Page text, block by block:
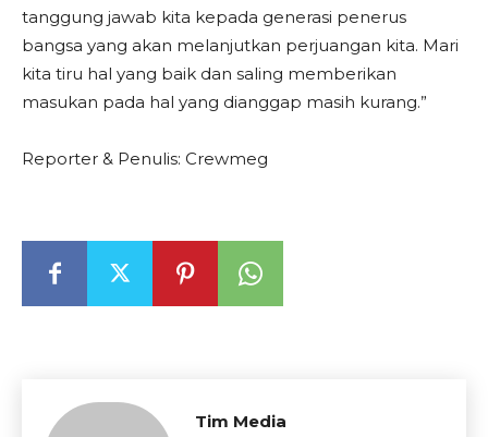
tanggung jawab kita kepada generasi penerus
bangsa yang akan melanjutkan perjuangan kita. Mari
kita tiru hal yang baik dan saling memberikan
masukan pada hal yang dianggap masih kurang.”
Reporter & Penulis: Crewmeg
Tim Media